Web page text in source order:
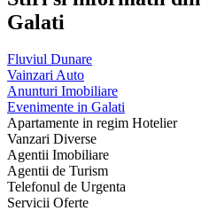
Galati
Fluviul Dunare
Vainzari Auto
Anunturi Imobiliare
Evenimente in Galati
Apartamente in regim Hotelier
Vanzari Diverse
Agentii Imobiliare
Agentii de Turism
Telefonul de Urgenta
Servicii Oferte